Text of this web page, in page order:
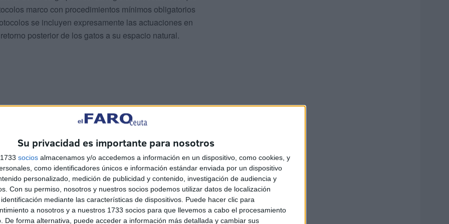
Su privacidad es importante para nosotros
socios almacenamos y/o accedemos a información en un dispositivo, como cookies, y
como identificadores únicos e información estándar enviada por un dispositivo
personalizado, medición de publicidad y contenido, investigación de audiencia y
Con su permiso, nosotros y nuestros socios podemos utilizar datos de localización
mediante las características de dispositivos. Puede hacer clic para
a nosotros y a nuestros 1733 socios para que llevemos a cabo el procesamiento
De forma alternativa, puede acceder a información más detallada y cambiar sus
marco con procedimientos mínimos obligatorios
se incluyen expresamente las actuaciones en
posterior de los gatos a su espacio natural.
bajo circunstancias justificadas y excepcionales. Una
de sitio porque resulte incómodo. Los gatos
fuertes. Sacarlos de su entorno sin
desorientación, desapariciones, atropellos,
trasladar una colonia debe cumplir previamente una